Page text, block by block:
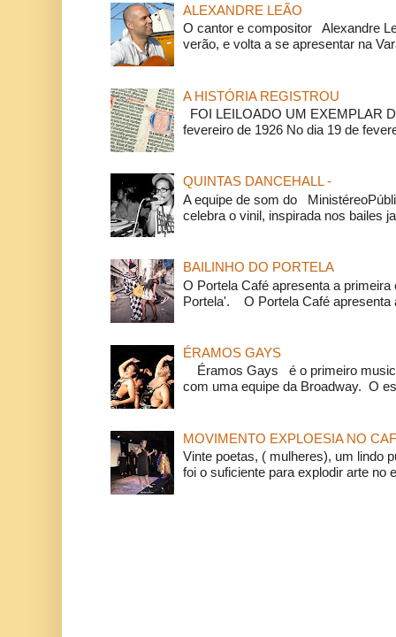
ALEXANDRE LEÃO
O cantor e compositor Alexandre
verão, e volta a se apresentar na
A HISTÓRIA REGISTROU
FOI LEILOADO UM EXEMPLAR
fevereiro de 1926 No dia 19 de
QUINTAS DANCEHALL -
A equipe de som do
celebra o vinil, inspirada nos bailes
BAILINHO DO PORTELA
O Portela Café apresenta a
Portela'. O Portela Café apresenta
ÉRAMOS GAYS
Éramos Gays é o primeiro
com uma equipe da Broadway. O
MOVIMENTO EXPLOESIA NO
Vinte poetas, ( mulheres), um lindo
foi o suficiente para explodir arte no